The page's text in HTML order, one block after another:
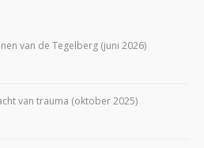
van de Tegelberg (juni 2026)
van trauma (oktober 2025)